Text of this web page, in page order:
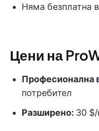
Няма безплатна
Цени на
Професионална
потребител
Разширено: 30 $/